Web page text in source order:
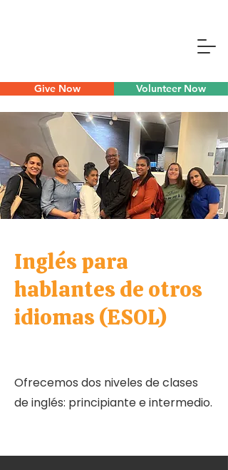
Give Now Volunteer Now
Inglés para
hablantes de otros
idiomas (ESOL)
Ofrecemos dos niveles de clases
de inglés: principiante e intermedio.